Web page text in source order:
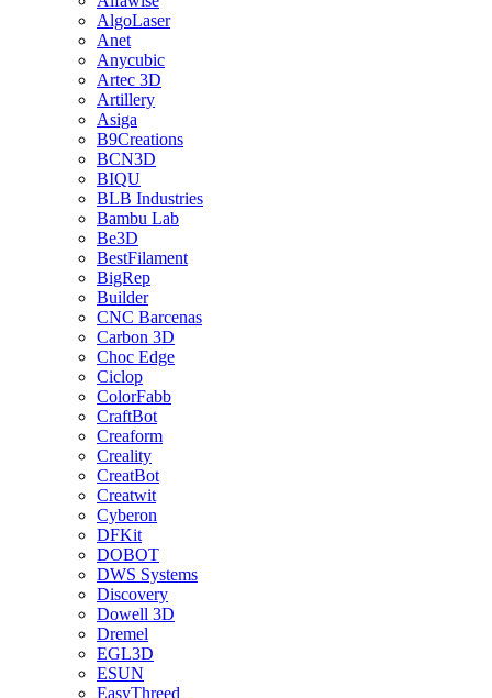
AlgoLaser
Anet
Anycubic
Artec 3D
Artillery
Asiga
B9Creations
BCN3D
BIQU
BLB Industries
Bambu Lab
Be3D
BestFilament
BigRep
Builder
CNC Barcenas
Carbon 3D
Choc Edge
Ciclop
ColorFabb
CraftBot
Creaform
Creality
CreatBot
Creatwit
Cyberon
DFKit
DOBOT
DWS Systems
Discovery
Dowell 3D
Dremel
EGL3D
ESUN
EasyThreed